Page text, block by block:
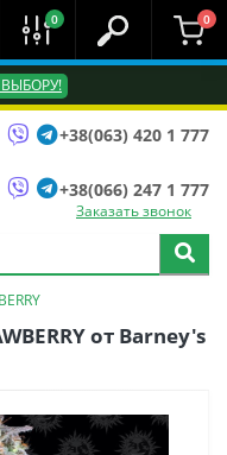
ВЫБОРУ!
0 0
+38(063) 420 1 777
+38(066) 247 1 777
Заказать звонок
от Barney's